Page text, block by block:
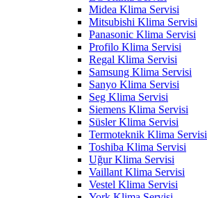
Midea Klima Servisi
Mitsubishi Klima Servisi
Panasonic Klima Servisi
Profilo Klima Servisi
Regal Klima Servisi
Samsung Klima Servisi
Sanyo Klima Servisi
Seg Klima Servisi
Siemens Klima Servisi
Süsler Klima Servisi
Termoteknik Klima Servisi
Toshiba Klima Servisi
Uğur Klima Servisi
Vaillant Klima Servisi
Vestel Klima Servisi